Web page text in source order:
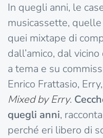
In quegli anni, le
musicassette,
quei mixtape di
dall’amico, dal
a tema e su
Enrico Frattasio,
Mixed by Erry.
quegli anni,
perché eri libero di